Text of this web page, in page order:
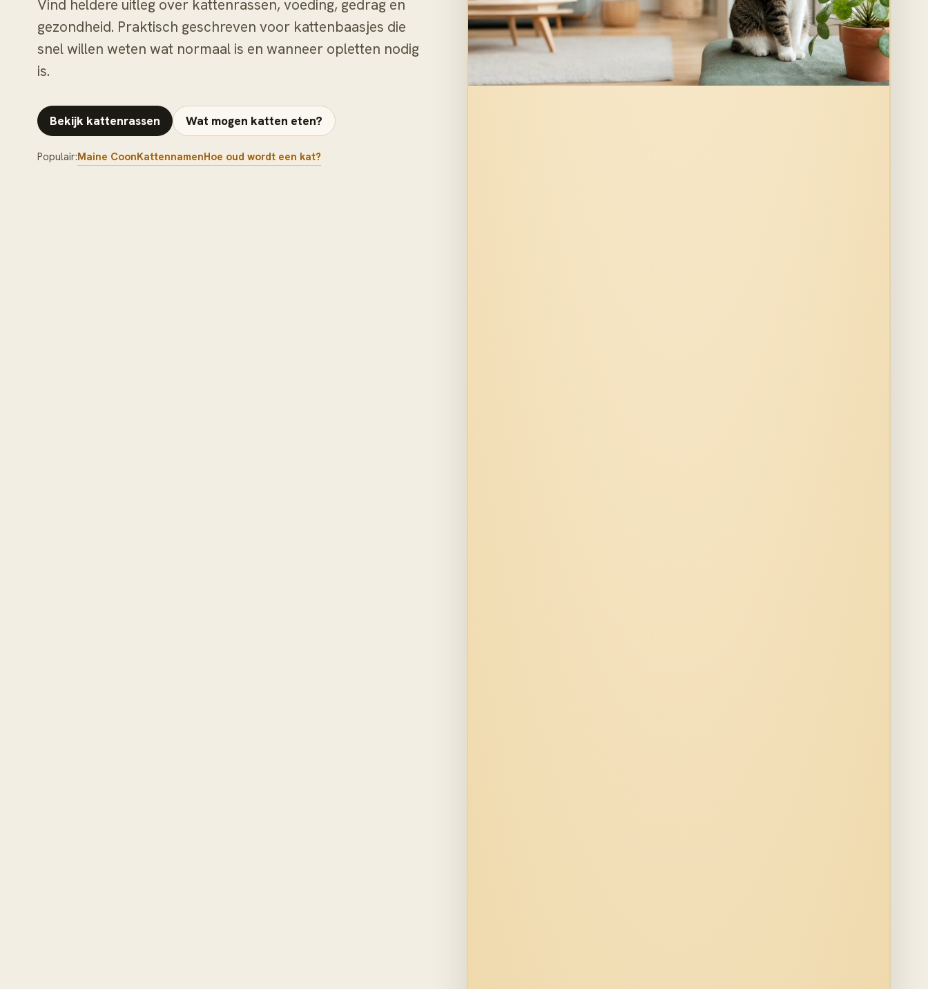
Vind heldere uitleg over kattenrassen, voeding, gedrag en
gezondheid. Praktisch geschreven voor kattenbaasjes die
snel willen weten wat normaal is en wanneer opletten nodig
is.
Bekijk kattenrassen Wat mogen katten eten?
Populair:Maine CoonKattennamenHoe oud wordt een kat?